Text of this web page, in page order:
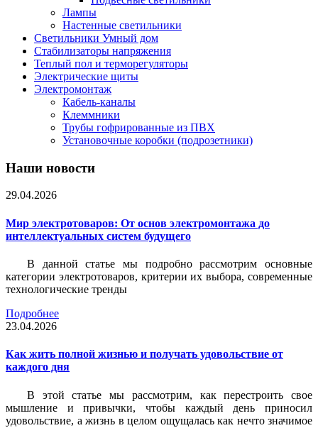
Лампы
Настенные светильники
Светильники Умный дом
Стабилизаторы напряжения
Теплый пол и терморегуляторы
Электрические щиты
Электромонтаж
Кабель-каналы
Клеммники
Трубы гофрированные из ПВХ
Установочные коробки (подрозетники)
Наши новости
29.04.2026
Мир электротоваров: От основ электромонтажа до
интеллектуальных систем будущего
В данной статье мы подробно рассмотрим основные
категории электротоваров, критерии их выбора, современные
технологические тренды
Подробнее
23.04.2026
Как жить полной жизнью и получать удовольствие от
каждого дня
В этой статье мы рассмотрим, как перестроить свое
мышление и привычки, чтобы каждый день приносил
удовольствие, а жизнь в целом ощущалась как нечто значимое